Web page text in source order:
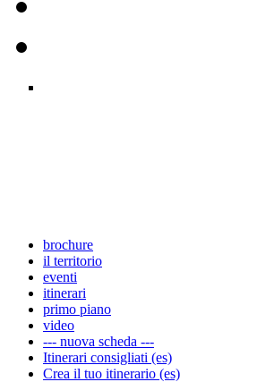
brochure
il territorio
eventi
itinerari
primo piano
video
--- nuova scheda ---
Itinerari consigliati (es)
Crea il tuo itinerario (es)